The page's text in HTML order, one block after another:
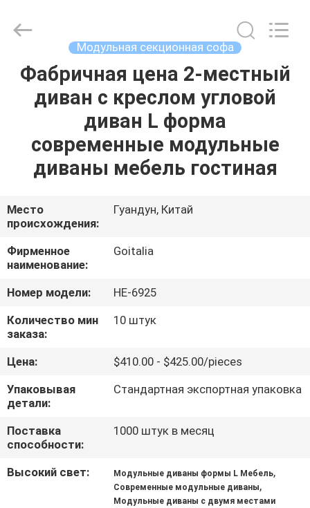
ДОМ
ПРОДУКТЫ
ВИДЕО
О
НАС
ПУТЕШЕСТВИЕ
ФАБРИКИ
ПРОВЕРКА
КАЧЕСТВА
КОНТАКТ
США
НОВОСТИ
Limited.
Модульная секционная софа
Фабричная цена 2-местный
диван с креслом угловой
диван L форма
современные модульные
диваны мебель гостиная
Место
происхождения:
Гуандун, Китай
Фирменное
наименование:
Goitalia
Номер модели:
HE-6925
Количество мин
заказа:
10 штук
Цена:
$410.00 - $425.00/pieces
Упаковывая
детали:
Стандартная экспортная упаковка
Поставка
способности:
1000 штук в месяц
Высокий свет: Модульные диваны формы L Мебель,
Современные модульные диваны,
Модульные диваны с двумя местами